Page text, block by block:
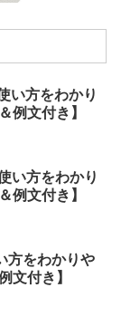
い方をわかり
例文付き】
い方をわかり
例文付き】
方をわかりや
文付き】